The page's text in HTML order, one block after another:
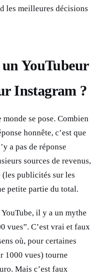
les meilleures décisions
YouTubeur
Instagram ?
se pose. Combien
honnête, c’est que
a pas de réponse
sources de revenus,
publicités sur les
petite partie du total.
il y a un mythe
vues”. C’est vrai et faux
où, pour certaines
1000 vues) tourne
Mais c’est faux